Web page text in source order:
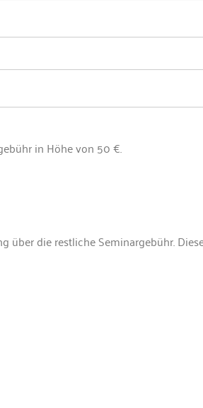
in Höhe von 50 €.
über die restliche Seminargebühr.